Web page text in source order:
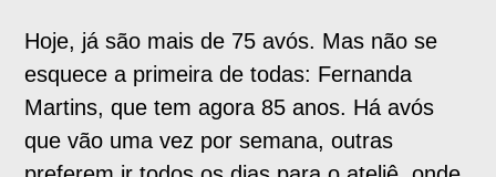
Hoje, já são mais de 75 avós. Mas não se
esquece a primeira de todas: Fernanda
Martins, que tem agora 85 anos. Há avós
que vão uma vez por semana, outras